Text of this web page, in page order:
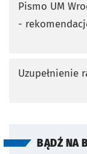
Pismo UM
-otworzy się w
Uzupełnienie
BĄDŹ NA